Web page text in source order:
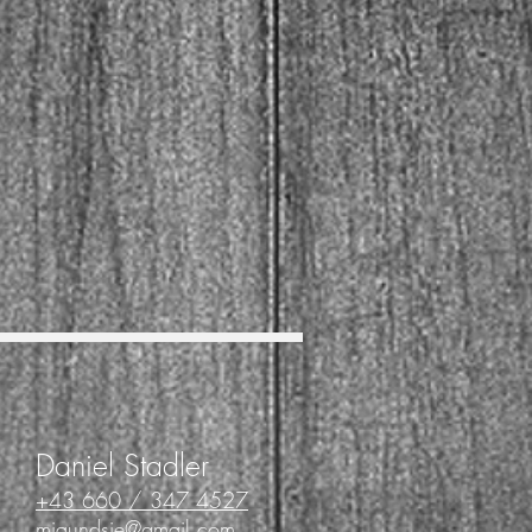
Daniel Stadler
+43 660 / 347 4527